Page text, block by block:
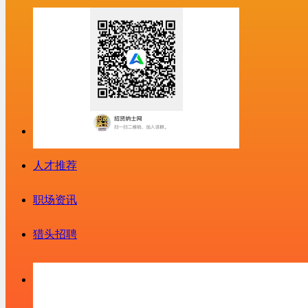
人才推荐
职场资讯
猎头招聘